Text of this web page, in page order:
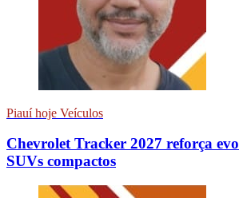
Piauí hoje Veículos
Chevrolet Tracker 2027 reforça
SUVs compactos